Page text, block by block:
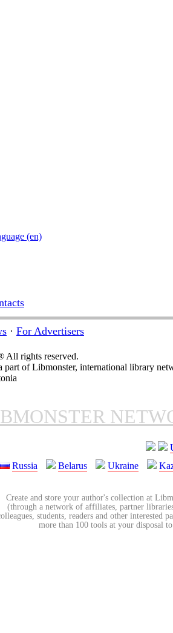
(en)
· For Advertisers
All rights reserved.
of Libmonster, international library
Russia
Belarus Ukraine
Create and store your author's collection at
(through a network of affiliates, partner
students, readers and other
more than 100 tools at your disposal